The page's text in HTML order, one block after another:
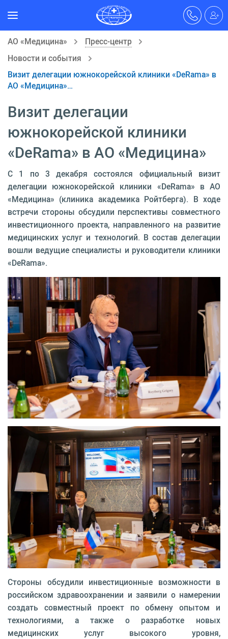
АО «Медицина»
Пресс-центр
Новости и события
Визит делегации южнокорейской клиники «DeRama» в
АО «Медицина»…
Визит делегации
южнокорейской клиники
«DeRama» в АО «Медицина»
С 1 по 3 декабря состоялся официальный визит
делегации южнокорейской клиники «DeRama» в АО
«Медицина» (клиника академика Ройтберга). В ходе
встречи стороны обсудили перспективы совместного
инвестиционного проекта, направленного на развитие
медицинских услуг и технологий. В состав делегации
вошли ведущие специалисты и руководители клиники
«DeRama».
Стороны обсудили инвестиционные возможности в
российском здравоохранении и заявили о намерении
создать совместный проект по обмену опытом и
технологиями, а также о разработке новых
медицинских услуг высокого уровня,